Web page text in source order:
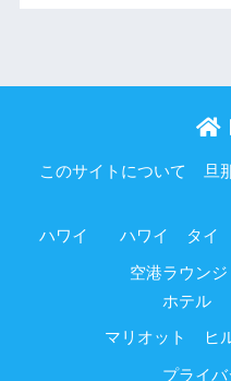
このサイトについて 旦
ハワイ ハワイ タイ
空港ラウンジ
ホテル
マリオット ヒ
プライ